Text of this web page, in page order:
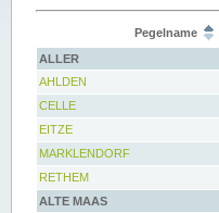
Pegelname
ALLER
AHLDEN
CELLE
EITZE
MARKLENDORF
RETHEM
ALTE MAAS